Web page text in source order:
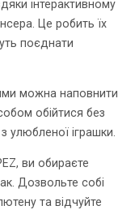
інтерактивному
Це робить їх
поєднати
можна наповнити
обійтися без
улюбленої іграшки.
ви обираєте
Дозвольте собі
та відчуйте